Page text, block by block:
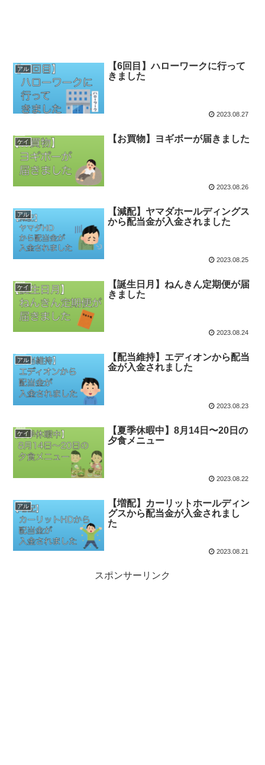
アル
【6回目】ハローワークに行って
きました
2023.08.27
ケイ 【お買物】ヨギボーが届きました
2023.08.26
アル
【減配】ヤマダホールディングス
から配当金が入金されました
2023.08.25
ケイ
【誕生日月】ねんきん定期便が届
きました
2023.08.24
アル
【配当維持】エディオンから配当
金が入金されました
2023.08.23
ケイ
【夏季休暇中】8月14日〜20日の
夕食メニュー
2023.08.22
アル
【増配】カーリットホールディン
グスから配当金が入金されまし
た
2023.08.21
スポンサーリンク